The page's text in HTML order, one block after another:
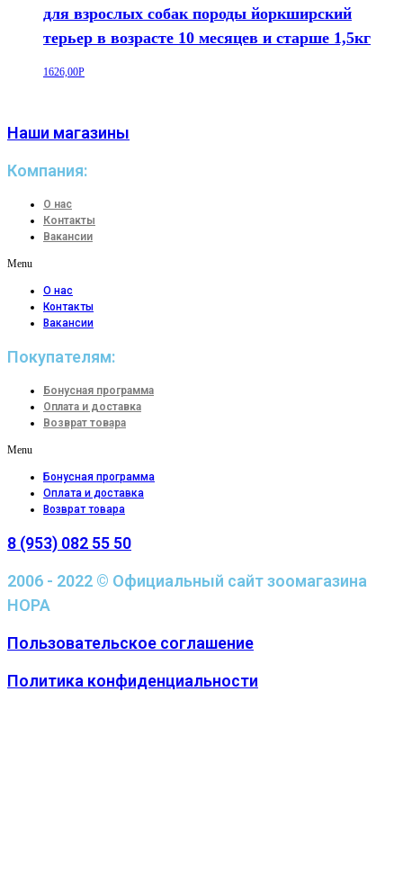
для взрослых собак породы йоркширский
терьер в возрасте 10 месяцев и старше 1,5кг
1626,00Р
Наши магазины
Компания:
О нас
Контакты
Вакансии
Menu
О нас
Контакты
Вакансии
Покупателям:
Бонусная программа
Оплата и доставка
Возврат товара
Menu
Бонусная программа
Оплата и доставка
Возврат товара
8 (953) 082 55 50
2006 - 2022 © Официальный сайт зоомагазина
НОРА
Пользовательское соглашение
Политика конфиденциальности